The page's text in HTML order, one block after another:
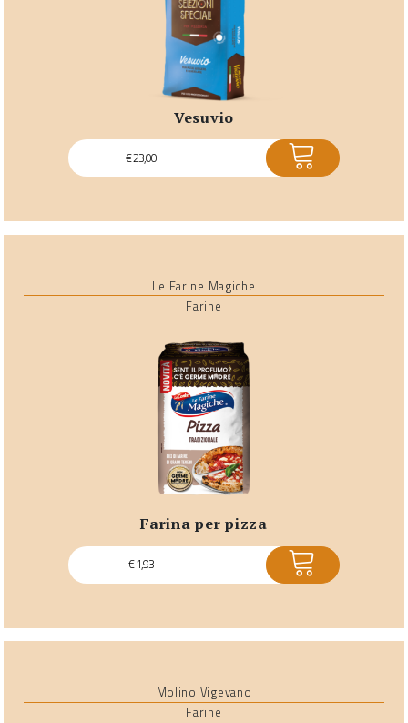
vesuvio
€23,00 ACQUISTA
Le Farine Magiche
Farine
farina per pizza
€1,93 ACQUISTA
Molino Vigevano
Farine